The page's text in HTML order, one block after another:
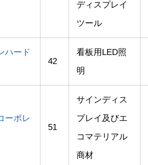
ディスプレイ
ツール
ハード
42
看板用LED照
明
ーポレ
51
サインディス
プレイ及びエ
コマテリアル
商材